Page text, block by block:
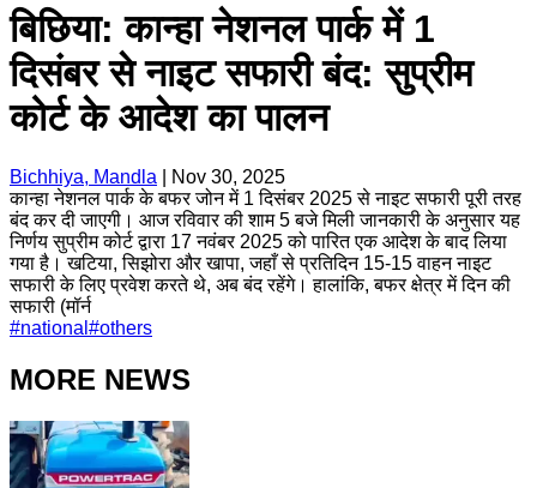
बिछिया: कान्हा नेशनल पार्क में 1
दिसंबर से नाइट सफारी बंद: सुप्रीम
कोर्ट के आदेश का पालन
Bichhiya, Mandla
Nov 30, 2025
कान्हा नेशनल पार्क के बफर जोन में 1 दिसंबर 2025 से नाइट सफारी पूरी तरह
बंद कर दी जाएगी। आज रविवार की शाम 5 बजे मिली जानकारी के अनुसार यह
निर्णय सुप्रीम कोर्ट द्वारा 17 नवंबर 2025 को पारित एक आदेश के बाद लिया
गया है। खटिया, सिझोरा और खापा, जहाँ से प्रतिदिन 15-15 वाहन नाइट
सफारी के लिए प्रवेश करते थे, अब बंद रहेंगे। हालांकि, बफर क्षेत्र में दिन की
सफारी (मॉर्न
#national #others
MORE NEWS